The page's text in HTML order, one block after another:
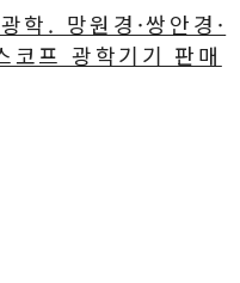
학. 망원경·쌍안경·
코프 광학기기 판매